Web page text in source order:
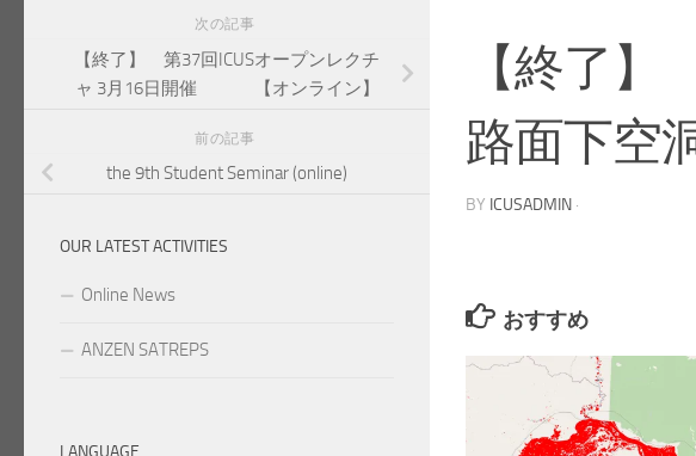
【終了
路面下空
BY ICUSADMIN ·
おすすめ
次の記事
【終了】 第37回ICUSオープンレクチ
ャ 3月16日開催 【オンライン】
前の記事
the 9th Student Seminar (online)
OUR LATEST ACTIVITIES
Online News
ANZEN SATREPS
LANGUAGE